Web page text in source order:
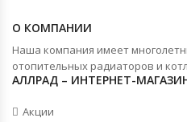
О КОМПАНИИ
Наша компания имеет
отопительных радиаторов и
АЛЛРАД – ИНТЕРНЕТ-
Акции